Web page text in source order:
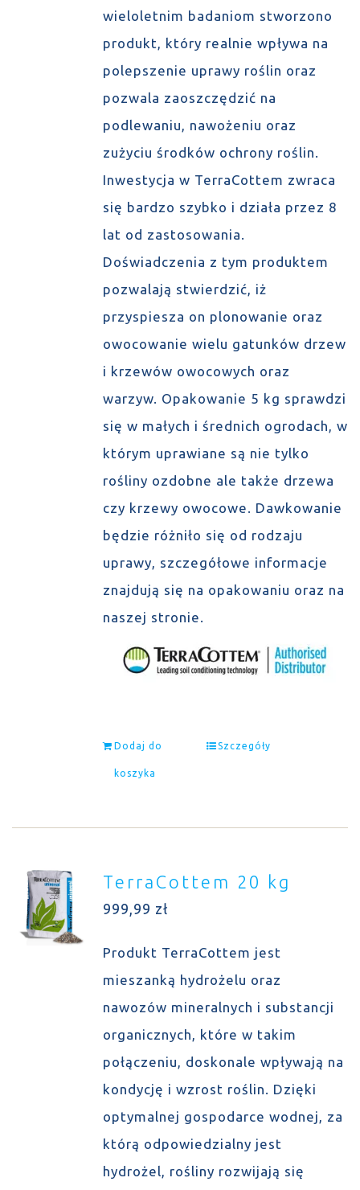
wieloletnim badaniom stworzono
produkt, który realnie wpływa na
polepszenie uprawy roślin oraz
pozwala zaoszczędzić na
podlewaniu, nawożeniu oraz
zużyciu środków ochrony roślin.
Inwestycja w TerraCottem zwraca
się bardzo szybko i działa przez 8
lat od zastosowania.
Doświadczenia z tym produktem
pozwalają stwierdzić, iż
przyspiesza on plonowanie oraz
owocowanie wielu gatunków drzew
i krzewów owocowych oraz
warzyw. Opakowanie 5 kg sprawdzi
się w małych i średnich ogrodach, w
którym uprawiane są nie tylko
rośliny ozdobne ale także drzewa
czy krzewy owocowe. Dawkowanie
będzie różniło się od rodzaju
uprawy, szczegółowe informacje
znajdują się na opakowaniu oraz na
naszej stronie.
Dodaj do
koszyka
Szczegóły
TerraCottem 20 kg
999,99 zł
Produkt TerraCottem jest
mieszanką hydrożelu oraz
nawozów mineralnych i substancji
organicznych, które w takim
połączeniu, doskonale wpływają na
kondycję i wzrost roślin. Dzięki
optymalnej gospodarce wodnej, za
którą odpowiedzialny jest
hydrożel, rośliny rozwijają się